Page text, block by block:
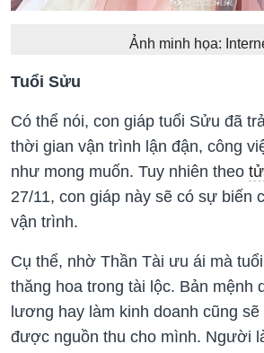
Ảnh minh họa:
Tuổi Sửu
Có thể nói, con giáp tuổi Sửu đã
thời gian vận trình lận đận, công
như mong muốn. Tuy nhiên theo
27/11, con giáp này sẽ có sự biến
vận trình.
Cụ thể, nhờ Thần Tài ưu ái mà
thăng hoa trong tài lộc. Bản mệnh
lương hay làm kinh doanh cũng
được nguồn thu cho mình. Người